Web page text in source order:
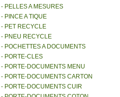
- PELLES A MESURES
- PINCE A TIQUE
- PET RECYCLE
- PNEU RECYCLE
- POCHETTES A DOCUMENTS
- PORTE-CLES
- PORTE-DOCUMENTS MENU
- PORTE-DOCUMENTS CARTON
- PORTE-DOCUMENTS CUIR